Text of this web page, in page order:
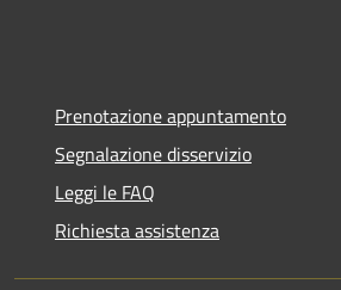
Prenotazione appuntamento
Segnalazione disservizio
Leggi le FAQ
Richiesta assistenza